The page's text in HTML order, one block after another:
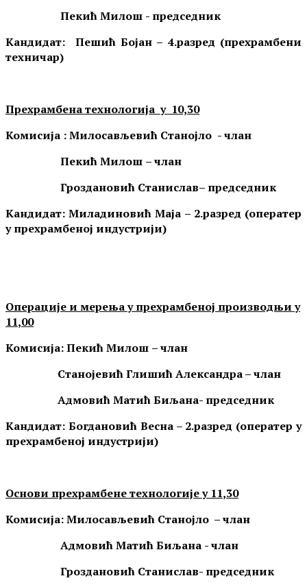
Пекић Милош - председник
Кандидат: Пешић Бојан – 4.разред (прехрамбени
техничар)
Прехрамбена технологија у 10,30
Комисија : Милосављевић Станојло - члан
Пекић Милош – члан
Гроздановић Станислав– председник
Кандидат: Миладиновић Маја – 2.разред (оператер
у прехрамбеној индустрији)
Операције и мерења у прехрамбеној производњи у
11,00
Комисија:Пекић Милош – члан
Станојевић Глишић Александра – члан
Адмовић МатићБиљана- председник
Кандидат: Богдановић Весна – 2.разред (оператер у
прехрамбеној индустрији)
Основи прехрамбене технологије у 11,30
Комисија:Милосављевић Станојло – члан
Адмовић МатићБиљана - члан
Гроздановић Станислав- председник